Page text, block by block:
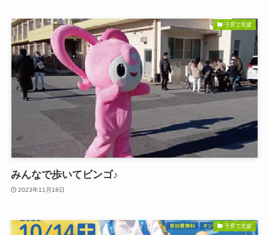
子育て支援
みんなで歩いてビンゴ♪
2023年11月18日
子育て支援